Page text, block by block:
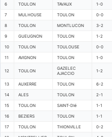
6 TOULON TAVAUX 1-0
7 MULHOUSE TOULON 0-0
8 TOULON MONTLUCON 3-2
9 GUEUGNON TOULON 1-2
10 TOULON TOULOUSE 0-0
11 AVIGNON TOULON 1-0
12 TOULON
GAZELEC
AJACCIO
1-2
13 AUXERRE TOULON 6-2
14 ALES TOULON 2-1
15 TOULON SAINT-DIé 1-1
16 BEZIERS TOULON 1-1
17 TOULON THIONVILLE 0-2